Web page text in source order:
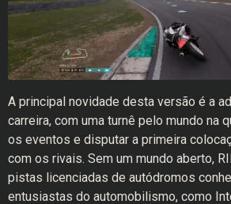
A principal novidade desta versão é a
carreira, com uma turnê pelo mundo na
os eventos e disputar a primeira
com os rivais. Sem um mundo aberto,
pistas licenciadas de autódromos
entusiastas do automobilismo, como